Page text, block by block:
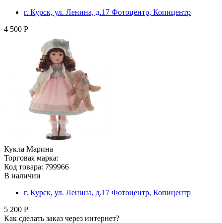
г. Курск, ул. Ленина, д.17 Фотоцентр, Копицентр
4 500 Р
Кукла Марина
Торговая марка:
Код товара: 799966
В наличии
г. Курск, ул. Ленина, д.17 Фотоцентр, Копицентр
5 200 Р
Как сделать заказ через интернет?